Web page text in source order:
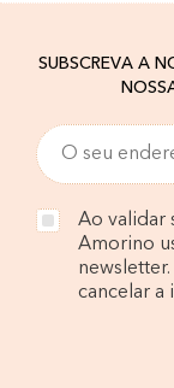
SUBSCREVA A
Ao validar
Amorino
cancelar a